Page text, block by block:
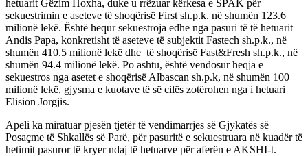
hetuarit Gëzim Hoxha, duke u rrëzuar kërkesa e SPAK për
sekuestrimin e aseteve të shoqërisë First sh.p.k. në shumën 123.6
milionë lekë. Është hequr sekuestroja edhe nga pasuri të të hetuarit
Andis Papa, konkretisht të aseteve të subjektit Fastech sh.p.k., në
shumën 410.5 milionë lekë dhe të shoqërisë Fast&Fresh sh.p.k., në
shumën 94.4 milionë lekë. Po ashtu, është vendosur heqja e
sekuestros nga asetet e shoqërisë Albascan sh.p.k, në shumën 100
milionë lekë, gjysma e kuotave të së cilës zotërohen nga i hetuari
Elision Jorgjis.
Apeli ka miratuar pjesën tjetër të vendimarrjes së Gjykatës së
Posaçme të Shkallës së Parë, për pasuritë e sekuestruara në kuadër të
hetimit pasuror të kryer ndaj të hetuarve për aferën e AKSHI-t.